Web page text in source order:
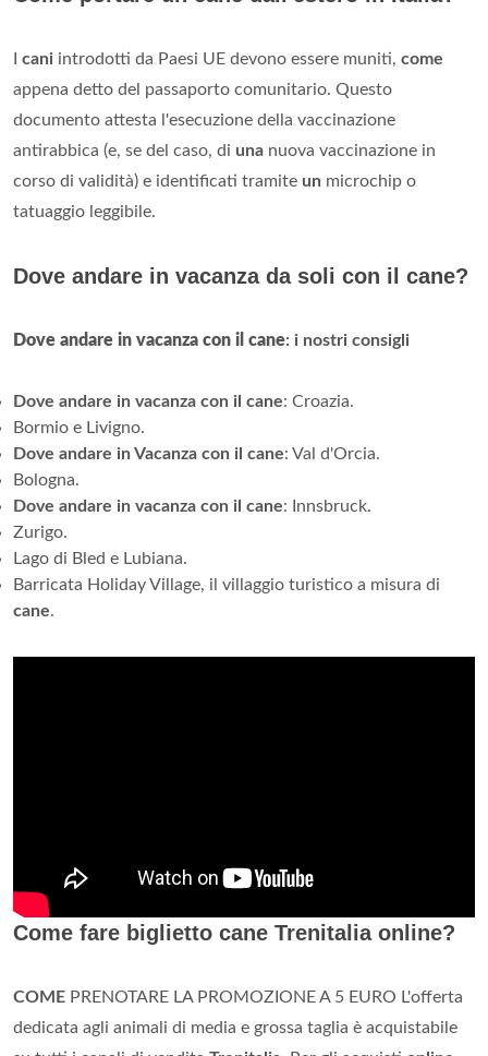
cani introdotti da Paesi UE devono essere muniti, come
appena detto del passaporto comunitario. Questo
documento attesta l'esecuzione della vaccinazione
antirabbica (e, se del caso, di una nuova vaccinazione in
corso di validità) e identificati tramite un microchip o
tatuaggio leggibile.
Dove andare in vacanza da soli con il cane?
Dove andare in vacanza con il cane: i nostri consigli
Dove andare in vacanza con il cane: Croazia.
Bormio e Livigno.
Dove andare in Vacanza con il cane: Val d'Orcia.
Bologna.
Dove andare in vacanza con il cane: Innsbruck.
Zurigo.
Lago di Bled e Lubiana.
Barricata Holiday Village, il villaggio turistico a misura di
cane.
Come fare biglietto cane Trenitalia online?
COME PRENOTARE LA PROMOZIONE A 5 EURO L'offerta
dedicata agli animali di media e grossa taglia è acquistabile